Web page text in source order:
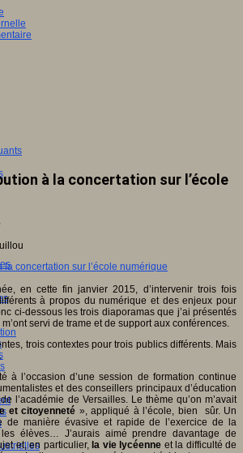
à la concertation sur l’école
en cette fin janvier 2015, d’intervenir trois fois
à propos du numérique et des enjeux pour
ci-dessous les trois diaporamas que j’ai présentés
servi de trame et de support aux conférences.
trois contextes pour trois publics différents. Mais
à l’occasion d’une session de formation continue
et des conseillers principaux d’éducation
l’académie de Versailles. Le thème qu’on m’avait
et citoyenneté », appliqué à l’école, bien sûr. Un
de manière évasive et rapide de l’exercice de la
élèves… J’aurais aimé prendre davantage de
et, en particulier, la vie lycéenne et la difficulté de